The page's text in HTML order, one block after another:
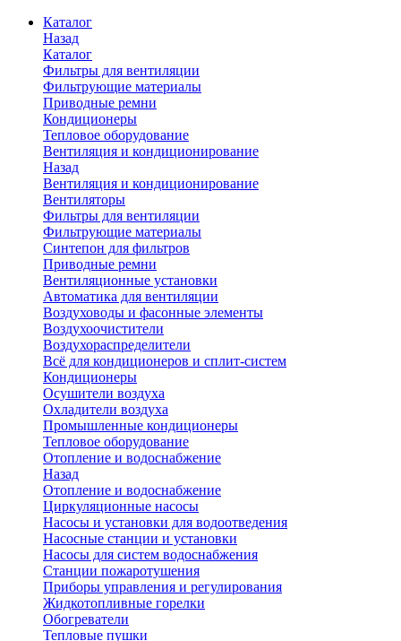
Каталог
Назад
Каталог
Фильтры для вентиляции
Фильтрующие материалы
Приводные ремни
Кондиционеры
Тепловое оборудование
Вентиляция и кондиционирование
Назад
Вентиляция и кондиционирование
Вентиляторы
Фильтры для вентиляции
Фильтрующие материалы
Синтепон для фильтров
Приводные ремни
Вентиляционные установки
Автоматика для вентиляции
Воздуховоды и фасонные элементы
Воздухоочистители
Воздухораспределители
Всё для кондиционеров и сплит-систем
Кондиционеры
Осушители воздуха
Охладители воздуха
Промышленные кондиционеры
Тепловое оборудование
Отопление и водоснабжение
Назад
Отопление и водоснабжение
Циркуляционные насосы
Насосы и установки для водоотведения
Насосные станции и установки
Насосы для систем водоснабжения
Станции пожаротушения
Приборы управления и регулирования
Жидкотопливные горелки
Обогреватели
Тепловые пушки